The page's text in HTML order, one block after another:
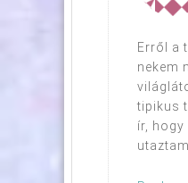
Erről a
nekem
tipikus
ír,